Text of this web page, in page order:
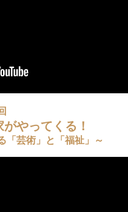
やってくる！
「芸術」と「福祉」 ～